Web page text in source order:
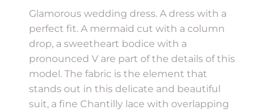
Glamorous wedding dress. A dress with a
perfect fit. A mermaid cut with a column
drop, a sweetheart bodice with a
pronounced V are part of the details of this
model. The fabric is the element that
stands out in this delicate and beautiful
suit, a fine Chantilly lace with overlapping